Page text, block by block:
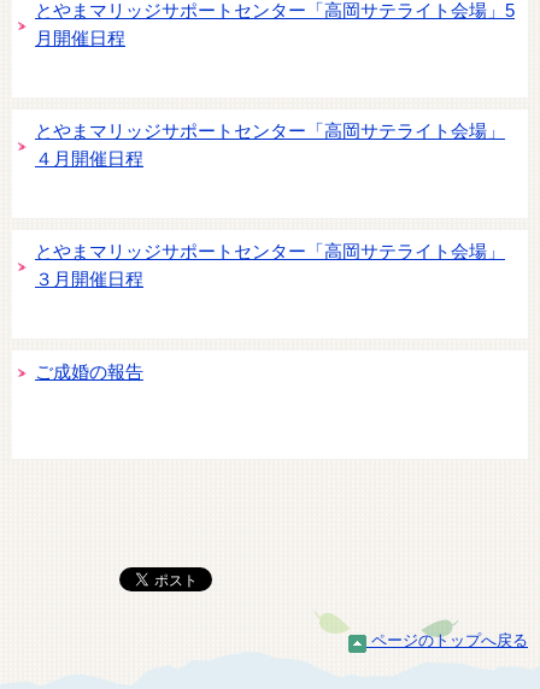
とやまマリッジサポートセンター「高岡サテライト会場」5
月開催日程
とやまマリッジサポートセンター「高岡サテライト会場」
４月開催日程
とやまマリッジサポートセンター「高岡サテライト会場」
３月開催日程
ご成婚の報告
ページのトップへ戻る